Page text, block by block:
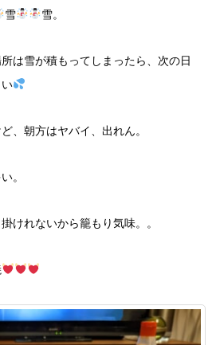
雪 雪。
は雪が積もってしまったら、次の日
、朝方はヤバイ、出れん。
。
けれないから籠もり気味。。